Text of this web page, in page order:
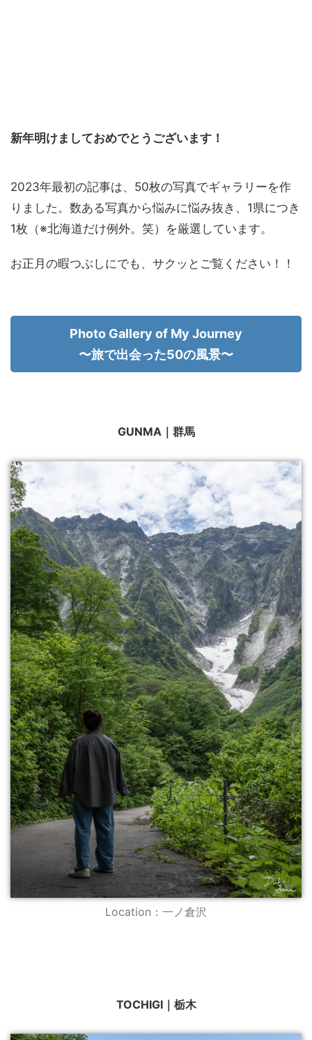
新年明けましておめでとうございます！
2023年最初の記事は、50枚の写真でギャラリーを作
りました。数ある写真から悩みに悩み抜き、1県につき
1枚（※北海道だけ例外。笑）を厳選しています。
お正月の暇つぶしにでも、サクッとご覧ください！！
Photo Gallery of My Journey
〜旅で出会った50の風景〜
GUNMA｜群馬
Location：一ノ倉沢
TOCHIGI｜栃木